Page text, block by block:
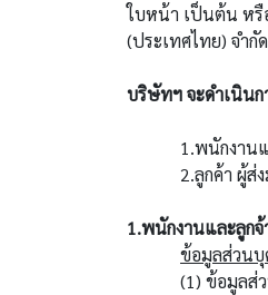
ใบหน้า เป็นต้น หรื
(ประเทศไทย) จำกั
บริษัทฯ จะดำเนินก
1.พนักงานแล
2.ลูกค้า ผู้ส่งมอ
1.พนักงานและลูก
ข้อมูลส่วนบุ
(1) ข้อมูลส่วนตั